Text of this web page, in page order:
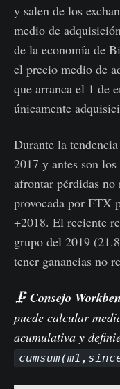
y salen de los
medio de
de la economía de
el precio medio de
que arranca el 1 de
únicamente
Durante la
2017 y antes son
afrontar pérdidas
provocada por FTX
+2018. El reciente
grupo del 2019
tener ganancias no
🗜️ Consejo
puede calcular
acumulativa y